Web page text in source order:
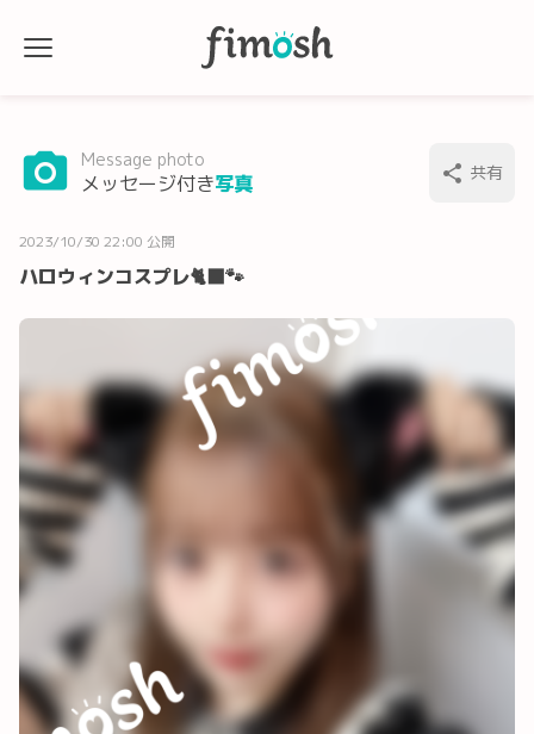
Message photo
メッセージ付き写真 共有
2023/10/30 22:00 公開
ハロウィンコスプレ🐈‍⬛🐾